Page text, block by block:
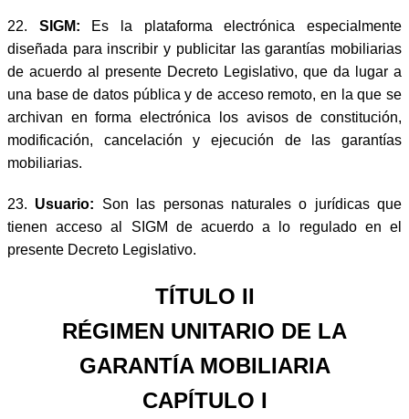
22. SIGM: Es
la plataforma electrónica especialmente
diseñada para inscribir y publicitar las garantías mobiliarias
de acuerdo al presente Decreto Legislativo, que da lugar a
una base de datos pública y de acceso remoto, en la que se
archivan en forma electrónica los avisos de constitución,
modificación, cancelación y ejecución de las garantías
mobiliarias.
23. Usuario: Son las personas naturales o jurídicas que
tienen acceso al SIGM de acuerdo a lo regulado en el
presente Decreto Legislativo.
TÍTULO II
RÉGIMEN UNITARIO DE LA
GARANTÍA MOBILIARIA
CAPÍTULO I